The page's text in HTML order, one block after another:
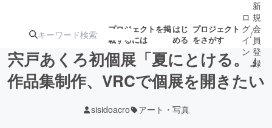
プロジェクトを掲
載するには
はじ
める
プロジェクト
をさがす
ジェクト
募集終了が近いプ
ロジェクト
ロ
グ
イ
ン
/
新
規
会
員
登
録
宍戸あくろ初個展「夏にとける。」
作品集制作、VRCで個展を開きたい
sisidoacro アート・写真